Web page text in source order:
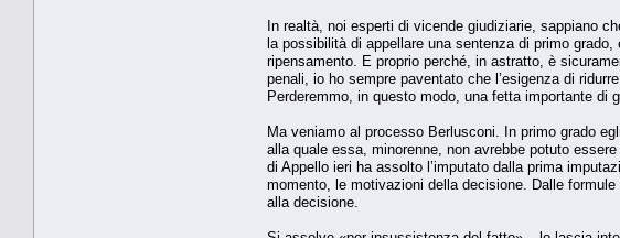
In realtà, noi esperti di vicende giudiziarie, sappiano
la possibilità di appellare una sentenza di primo
ripensamento. E proprio perché, in astratto, è
penali, io ho sempre paventato che l’esigenza di
Perderemmo, in questo modo, una fetta importante di
Ma veniamo al processo Berlusconi. In primo grado
alla quale essa, minorenne, non avrebbe potuto
di Appello ieri ha assolto l’imputato dalla prima
momento, le motivazioni della decisione. Dalle
alla decisione.